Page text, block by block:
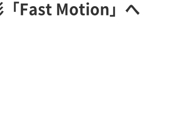
「Fast Motion」へ